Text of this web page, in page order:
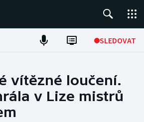
SLEDOVAT
vítězné loučení.
v Lize mistrů